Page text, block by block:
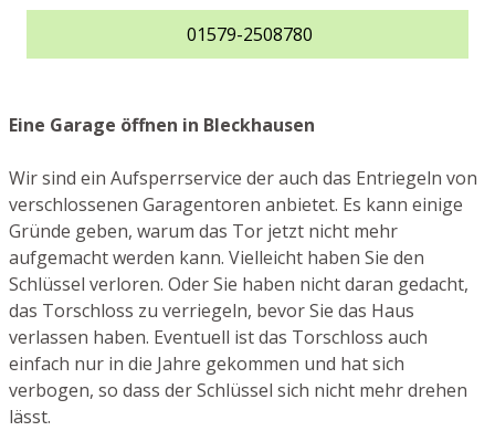
01579-2508780
Eine Garage öffnen in Bleckhausen
Wir sind ein Aufsperrservice der auch das Entriegeln von
verschlossenen Garagentoren anbietet. Es kann einige
Gründe geben, warum das Tor jetzt nicht mehr
aufgemacht werden kann. Vielleicht haben Sie den
Schlüssel verloren. Oder Sie haben nicht daran gedacht,
das Torschloss zu verriegeln, bevor Sie das Haus
verlassen haben. Eventuell ist das Torschloss auch
einfach nur in die Jahre gekommen und hat sich
verbogen, so dass der Schlüssel sich nicht mehr drehen
lässt.